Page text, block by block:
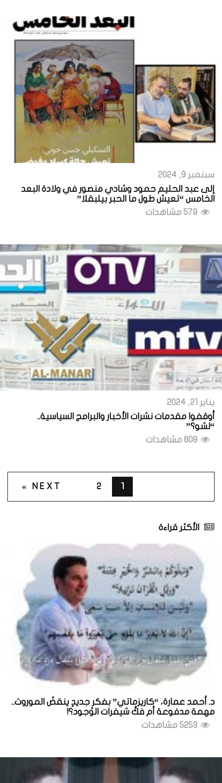
سبتمبر 9, 2024
إلى عبد الحليم حمود وشادي منصور في ولادة البعد
الخامس “تعيش طول ما الحبر بيلبقلا”
يناير 21, 2024
أوقفوا مقدمات نشرات الأخبار والبرامج السياسية..
“لشو؟”
1
2
NEXT »
الأكثر قراءة
د. أحمد عمارة، “كاريزماتي” بفكرٍ جديدٍ ينقضُ الموروث..
مهمة مدفوعة أم فكُّ شيفرات الوجود؟!